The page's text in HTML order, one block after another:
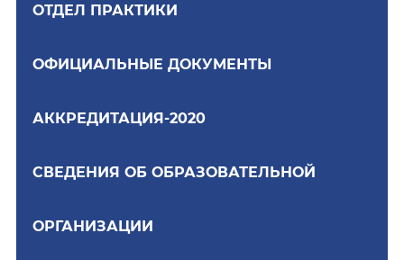
ОТДЕЛ ПРАКТИКИ
ОФИЦИАЛЬНЫЕ ДОКУМЕНТЫ
АККРЕДИТАЦИЯ-2020
СВЕДЕНИЯ ОБ ОБРАЗОВАТЕЛЬНОЙ
ОРГАНИЗАЦИИ